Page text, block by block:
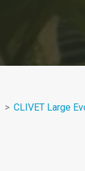
CLIVET Large